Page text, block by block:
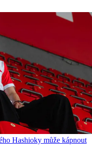
Hashioky může kápnout